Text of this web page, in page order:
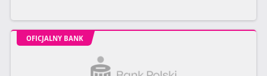
OFICJALNY BANK